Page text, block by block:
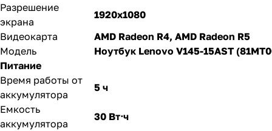
Разрешение
экрана
1920x1080
Видеокарта
AMD Radeon R4, AMD Radeon R5
Модель
Ноутбук Lenovo V145-15AST
Питание
Время работы от
аккумулятора
5 ч
Емкость
аккумулятора
30 Вт⋅ч